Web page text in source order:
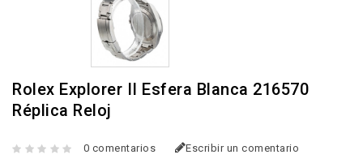
Rolex Explorer II Esfera Blanca 216570
Réplica Reloj
0 comentarios Escribir un comentario